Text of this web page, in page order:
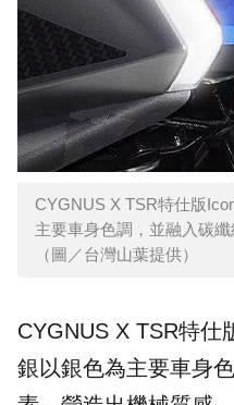
CYGNUS X TSR特仕版
主要車身色調，並融入碳
（圖／台灣山葉提供）
CYGNUS X TSR特仕
銀以銀色為主要車身